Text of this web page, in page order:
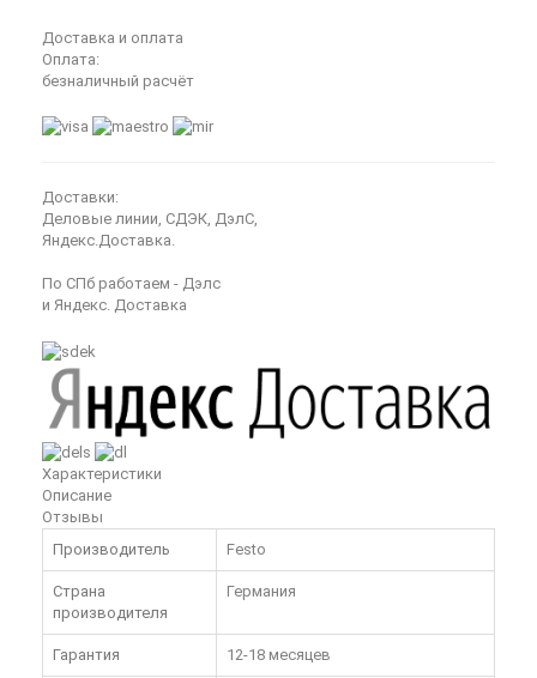
Доставка и оплата
Оплата:
безналичный расчёт
Доставки:
Деловые линии, СДЭК, ДэлС,
Яндекс.Доставка.
По СПб работаем - Дэлс
и Яндекс. Доставка
Характеристики
Описание
Отзывы
Производитель
Festo
Страна
производителя
Германия
Гарантия 12-18 месяцев